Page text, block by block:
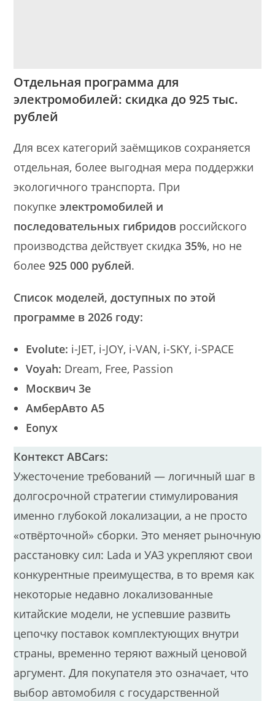
Отдельная программа для
электромобилей: скидка до 925 тыс.
рублей
Для всех категорий заёмщиков сохраняется
отдельная, более выгодная мера поддержки
экологичного транспорта. При
покупкеэлектромобилей и
последовательных гибридов российского
производства действует скидка35%, но не
более925 000 рублей.
Список моделей, доступных по этой
программе в 2026 году:
Evolute: i-JET, i-JOY, i-VAN, i-SKY, i-SPACE
Voyah: Dream, Free, Passion
Москвич 3е
АмберАвто А5
Eonyx
Контекст ABCars:
Ужесточение требований — логичный шаг в
долгосрочной стратегии стимулирования
именно глубокой локализации, а не просто
«отвёрточной» сборки. Это меняет рыночную
расстановку сил: Lada и УАЗ укрепляют свои
конкурентные преимущества, в то время как
некоторые недавно локализованные
китайские модели, не успевшие развить
цепочку поставок комплектующих внутри
страны, временно теряют важный ценовой
аргумент. Для покупателя это означает, что
выбор автомобиля с государственной